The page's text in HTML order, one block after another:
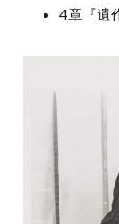
4章『遺